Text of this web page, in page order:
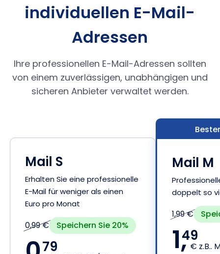
individuellen E-Mail-
Adressen
Ihre professionellen E-Mail-Adressen sollten
von einem zuverlässigen, unabhängigen und
sicheren Anbieter verwaltet werden.
Mail S
Erhalten Sie eine professionelle
E-Mail für weniger als einen
Euro pro Monat
0,99 € Speichern Sie 20%
79
Mail M
doppelt so
1,99 €
1,49
€ z.B..